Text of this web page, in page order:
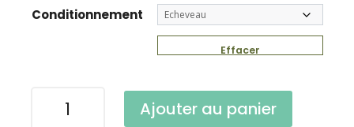
Conditionnement
Effacer
Ajouter au panier